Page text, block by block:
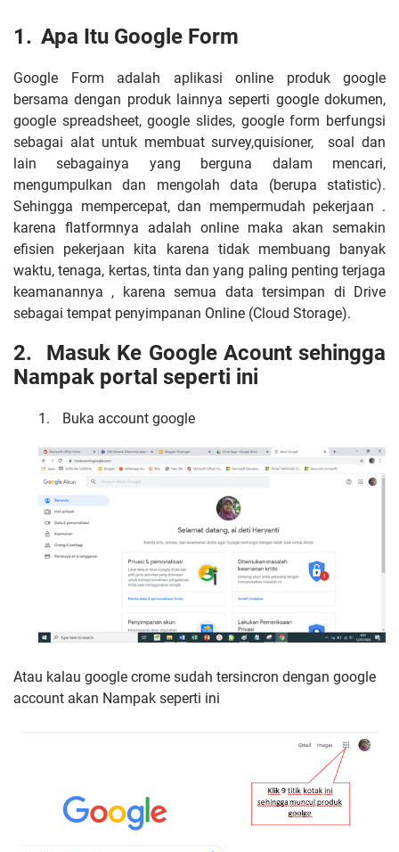
1. Apa Itu Google Form
Google Form adalah aplikasi online produk google
bersama dengan produk lainnya seperti google dokumen,
google spreadsheet, google slides, google form berfungsi
sebagai alat untuk membuat survey,quisioner, soal dan
lain sebagainya yang berguna dalam mencari,
mengumpulkan dan mengolah data (berupa statistic).
Sehingga mempercepat, dan mempermudah pekerjaan .
karena flatformnya adalah online maka akan semakin
efisien pekerjaan kita karena tidak membuang banyak
waktu, tenaga, kertas, tinta dan yang paling penting terjaga
keamanannya , karena semua data tersimpan di Drive
sebagai tempat penyimpanan Online (Cloud Storage).
2.
Masuk Ke Google Acount sehingga
Nampak portal seperti ini
1. Buka account google
Atau kalau google crome sudah tersincron dengan google
account akan Nampak seperti ini